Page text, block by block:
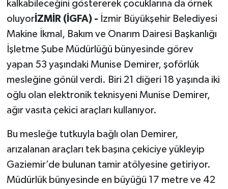
kalkabileceğini göstererek çocuklarına da örnek
oluyorİZMİR (İGFA) - İzmir Büyükşehir Belediyesi
Makine İkmal, Bakım ve Onarım Dairesi Başkanlığı
İşletme Şube Müdürlüğü bünyesinde görev
yapan 53 yaşındaki Munise Demirer, şoförlük
mesleğine gönül verdi. Biri 21 diğeri 18 yaşında iki
oğlu olan elektronik teknisyeni Munise Demirer,
ağır vasıta çekici araçları kullanıyor.
Bu mesleğe tutkuyla bağlı olan Demirer,
arızalanan araçları tek başına çekiciye yükleyip
Gaziemir’de bulunan tamir atölyesine getiriyor.
Müdürlük bünyesinde en büyüğü 17 metre ve 42